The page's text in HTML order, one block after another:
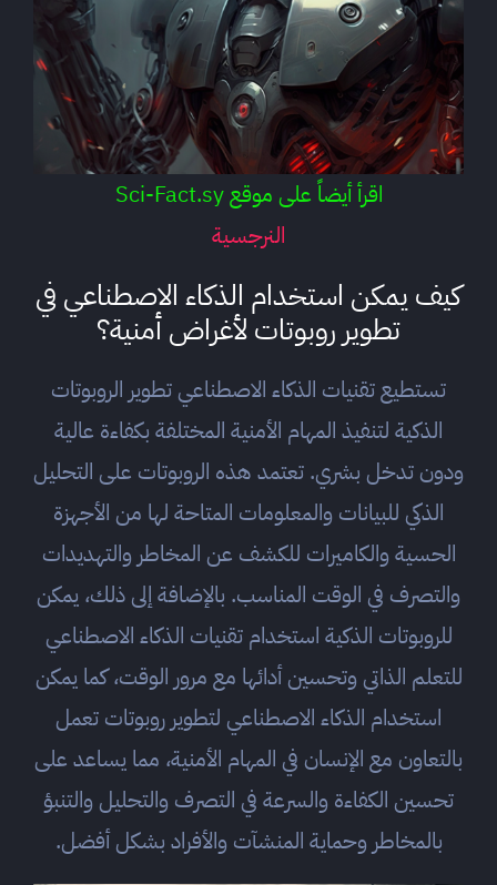
اقرأ أيضاً على موقع Sci-Fact.sy
النرجسية
كيف يمكن استخدام الذكاء الاصطناعي في
تطوير روبوتات لأغراض أمنية؟
تستطيع تقنيات الذكاء الاصطناعي تطوير الروبوتات
الذكية لتنفيذ المهام الأمنية المختلفة بكفاءة عالية
ودون تدخل بشري. تعتمد هذه الروبوتات على التحليل
الذكي للبيانات والمعلومات المتاحة لها من الأجهزة
الحسية والكاميرات للكشف عن المخاطر والتهديدات
والتصرف في الوقت المناسب. بالإضافة إلى ذلك، يمكن
للروبوتات الذكية استخدام تقنيات الذكاء الاصطناعي
للتعلم الذاتي وتحسين أدائها مع مرور الوقت، كما يمكن
استخدام الذكاء الاصطناعي لتطوير روبوتات تعمل
بالتعاون مع الإنسان في المهام الأمنية، مما يساعد على
تحسين الكفاءة والسرعة في التصرف والتحليل والتنبؤ
بالمخاطر وحماية المنشآت والأفراد بشكل أفضل.